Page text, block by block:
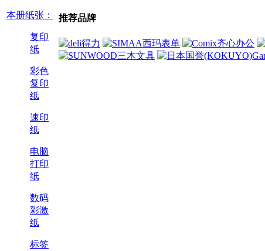
本册纸张：
复印
纸
彩色
复印
纸
速印
纸
电脑
打印
纸
数码
彩激
纸
标签
推荐品牌